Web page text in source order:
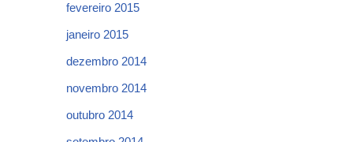
fevereiro 2015
janeiro 2015
dezembro 2014
novembro 2014
outubro 2014